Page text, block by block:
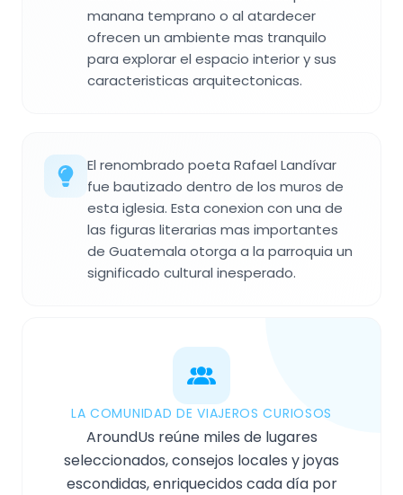
manana temprano o al atardecer
ofrecen un ambiente mas tranquilo
para explorar el espacio interior y sus
caracteristicas arquitectonicas.
El renombrado poeta Rafael Landívar
fue bautizado dentro de los muros de
esta iglesia. Esta conexion con una de
las figuras literarias mas importantes
de Guatemala otorga a la parroquia un
significado cultural inesperado.
LA COMUNIDAD DE VIAJEROS CURIOSOS
AroundUs reúne miles de lugares
seleccionados, consejos locales y joyas
escondidas, enriquecidos cada día por